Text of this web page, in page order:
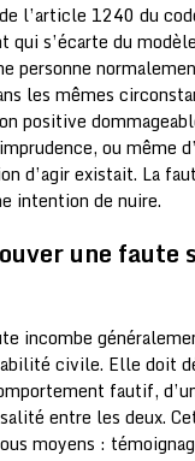
l’article 1240 du
qui s’écarte du
personne
les mêmes
positive
ou même
d’agir existait. La
intention de nuire.
une faute
incombe
civile. Elle doit
fautif,
entre les deux.
moyens :